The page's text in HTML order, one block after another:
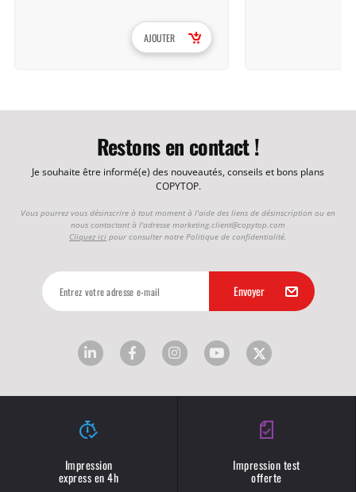
AJOUTER
Restons en contact !
Je souhaite être informé(e) des nouveautés, conseils et bons plans
COPYTOP.
Vous pourrez vous désinscrire à tout moment à l'aide des liens de désinscription ou en
nous contactant à l'adresse marketing.client@copytop.com
Cliquez ici pour consulter notre Politique de confidentialité.
Impression
express en 4h
Impression test
offerte